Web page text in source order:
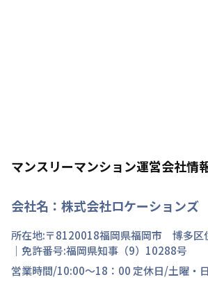
マンスリーマンション運営会社情
会社名： 株式会社ロケーションズ
所在地:〒8120018福岡県福岡市 博多区
｜免許番号:福岡県知事（9）10288号
営業時間/10:00～18：00 定休日/土曜・